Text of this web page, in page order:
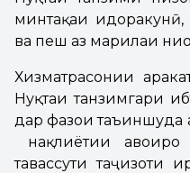
минтақаи идоракунӣ,
ва пеш аз марҳилаи
Хизматрасонии
Нуқтаи танзимгари
дар фазои таъиншуда
нақлиётии
тавассути таҷҳизоти